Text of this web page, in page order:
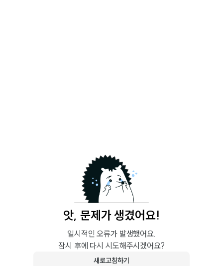
앗, 문제가 생겼어요!
일시적인 오류가 발생했어요.
잠시 후에 다시 시도해주시겠어요?
새로고침하기